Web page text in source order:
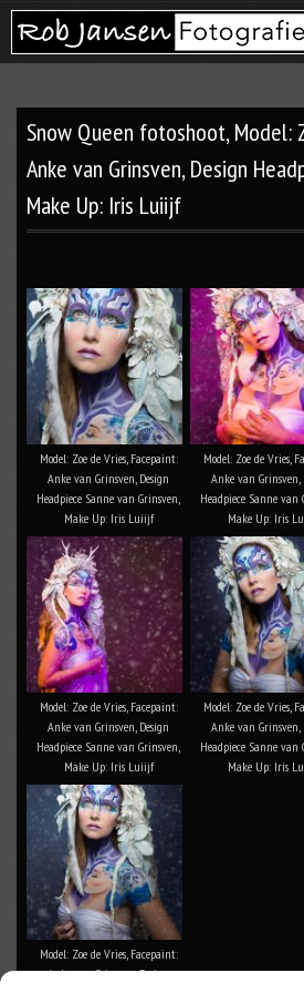
Snow Queen fotoshoot, Model:
Anke van Grinsven, Design
Make Up: Iris Luiijf
Model: Zoe de Vries, Facepaint:
Anke van Grinsven, Design
Headpiece Sanne van Grinsven,
Make Up: Iris Luiijf
Model: Zoe de Vries,
Anke van Grinsven,
Headpiece Sanne van
Make Up: Iris
Model: Zoe de Vries, Facepaint:
Anke van Grinsven, Design
Headpiece Sanne van Grinsven,
Make Up: Iris Luiijf
Model: Zoe de Vries,
Anke van Grinsven,
Headpiece Sanne van
Make Up: Iris
Model: Zoe de Vries, Facepaint:
Anke van Grinsven, Design